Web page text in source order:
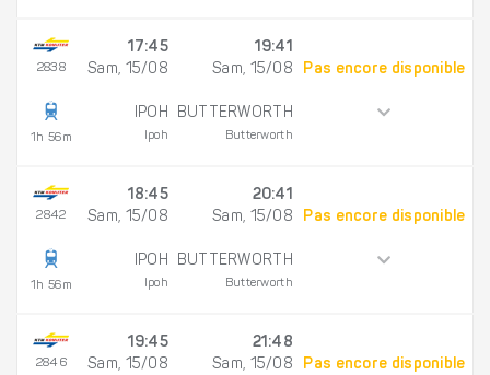
2838
1h 56m
17:45
Sam, 15/08
IPOH
Ipoh
19:41
Sam, 15/08
BUTTERWORTH
Butterworth
Pas encore disponible
2842
1h 56m
18:45
Sam, 15/08
IPOH
Ipoh
20:41
Sam, 15/08
BUTTERWORTH
Butterworth
Pas encore disponible
2846
19:45
Sam, 15/08
21:48
Sam, 15/08
Pas encore disponible